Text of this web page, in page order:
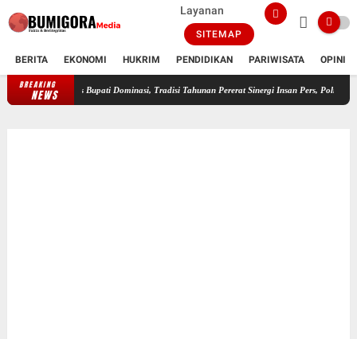
Layanan
SITEMAP
BERITA EKONOMI HUKRIM PENDIDIKAN PARIWISATA OPINI
BREAKING
NEWS FWMO Lotim Gelar Lomba Mancing Kemerdekaan, Stapsus Bupati